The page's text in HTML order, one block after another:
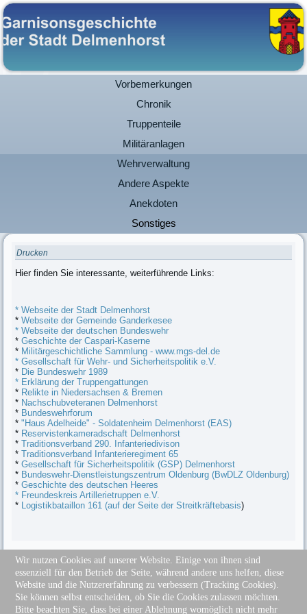
Vorbemerkungen
Chronik
Truppenteile
Militäranlagen
Wehrverwaltung
Andere Aspekte
Anekdoten
Sonstiges
Drucken
Hier finden Sie interessante, weiterführende Links:
* Webseite der Stadt Delmenhorst
*Webseite der Gemeinde Ganderkesee
* Webseite der deutschen Bundeswehr
*Geschichte der Caspari-Kaserne
* Militärgeschichtliche Sammlung - www.mgs-del.de
*Gesellschaft für Wehr- und Sicherheitspolitik e.V.
* Die Bundeswehr 1989
* Erklärung der Truppengattungen
* Relikte in Niedersachsen & Bremen
* Nachschubveteranen Delmenhorst
* Bundeswehrforum
*"Haus Adelheide" - Soldatenheim Delmenhorst (EAS)
* Reservistenkameradschaft Delmenhorst
*Traditionsverband 290. Infanteriedivison
*Traditionsverband Infanterieregiment 65
*Gesellschaft für Sicherheitspolitik (GSP) Delmenhorst
* Bundeswehr-Dienstleistungszentrum Oldenburg (BwDLZ Oldenburg)
*Geschichte des deutschen Heeres
* Freundeskreis Artillerietruppen e.V.
*
Logistikbataillon 161 (auf der Seite der Streitkräftebasis)
Sitemap
Impressum
Datenschutz
Wir nutzen Cookies auf unserer Website. Einige von ihnen sind
essenziell für den Betrieb der Seite, während andere uns helfen, diese
Website und die Nutzererfahrung zu verbessern (Tracking Cookies).
Sie können selbst entscheiden, ob Sie die Cookies zulassen möchten.
Bitte beachten Sie, dass bei einer Ablehnung womöglich nicht mehr